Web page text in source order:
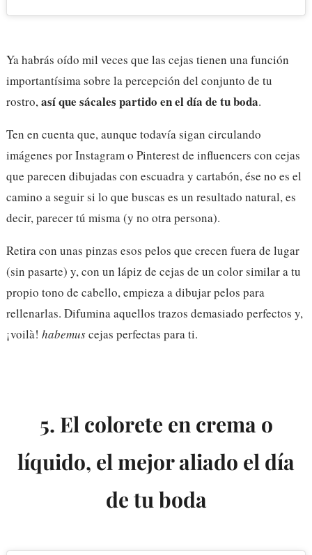
Ya habrás oído mil veces que las cejas tienen una función
importantísima sobre la percepción del conjunto de tu
rostro,así que sácales partido en el día de tu boda.
Ten en cuenta que, aunque todavía sigan circulando
imágenes por Instagram o Pinterest de influencers con cejas
que parecen dibujadas con escuadra y cartabón, ése no es el
camino a seguir si lo que buscas es un resultado natural, es
decir, parecer tú misma (y no otra persona).
Retira con unas pinzas esos pelos que crecen fuera de lugar
(sin pasarte) y, con un lápiz de cejas de un color similar a tu
propio tono de cabello, empieza a dibujar pelos para
rellenarlas. Difumina aquellos trazos demasiado perfectos y,
¡voilà! habemuscejas perfectas para ti.
5. El colorete en crema o
líquido, el mejor aliado el día
de tu boda